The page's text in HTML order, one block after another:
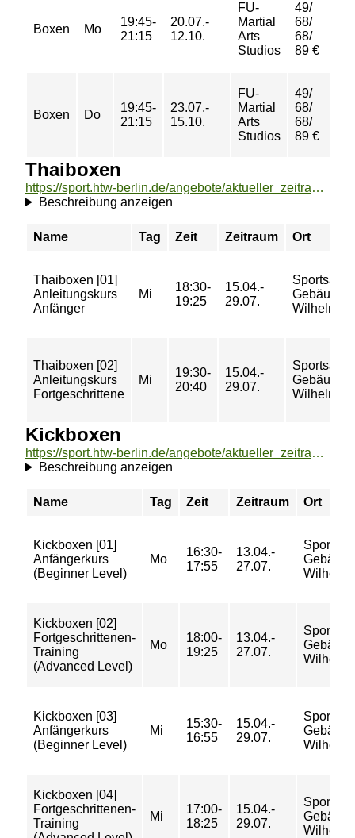
Boxen Mo
19:45-
21:15
20.07.-
12.10.
FU-
Martial
Arts
Studios
49/
68/
68/
89 €
Boxen Do
19:45-
21:15
23.07.-
15.10.
FU-
Martial
Arts
Studios
49/
68/
68/
89 €
Thaiboxen
https://sport.htw-berlin.de/angebote/aktueller_zeitraum/_Thaiboxen.html
Beschreibung anzeigen
Name Tag Zeit Zeitraum Ort
Thaiboxen [01]
Anleitungskurs
Anfänger
Mi
18:30-
19:25
15.04.-
29.07.
Sportsaal
Gebäude
Thaiboxen [02]
Anleitungskurs
Fortgeschrittene
Mi
19:30-
20:40
15.04.-
29.07.
Sportsaal
Gebäude
Kickboxen
https://sport.htw-berlin.de/angebote/aktueller_zeitraum/_Kickboxen.html
Beschreibung anzeigen
Name Tag Zeit Zeitraum Ort
Kickboxen [01]
Anfängerkurs
(Beginner Level)
Mo
16:30-
17:55
13.04.-
27.07.
Kickboxen [02]
Fortgeschrittenen-
Training
(Advanced Level)
Mo
18:00-
19:25
13.04.-
27.07.
Kickboxen [03]
Anfängerkurs
(Beginner Level)
Mi
15:30-
16:55
15.04.-
29.07.
Kickboxen [04]
Fortgeschrittenen-
Training
Mi
17:00-
18:25
15.04.-
29.07.